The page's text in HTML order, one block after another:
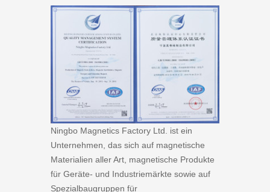
Ningbo Magnetics Factory Ltd. ist ein
Unternehmen, das sich auf magnetische
Materialien aller Art, magnetische Produkte
für Geräte- und Industriemärkte sowie auf
Spezialbaugruppen für